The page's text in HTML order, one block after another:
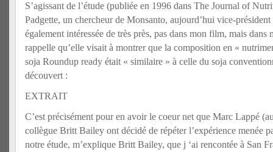
S’agissant de l’étude (publiée en 1996 dans The Journal of
Padgette, un chercheur de Monsanto, aujourd’hui vice-
également intéressée de très près, pas dans mon film, mais
rappelle qu’elle visait à montrer que la composition en «
soja Roundup ready était « similaire » à celle du soja
découvert :
EXTRAIT
C’est précisément pour en avoir le coeur net que Marc Lappé
collègue Britt Bailey ont décidé de répéter l’expérience menée
notre étude, m’explique Britt Bailey, que j ‘ai rencontée à San